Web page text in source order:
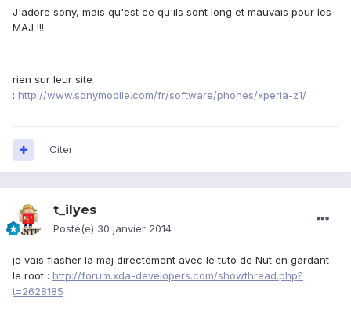
J'adore sony, mais qu'est ce qu'ils sont long et mauvais pour les
MAJ !!!
rien sur leur site
: http://www.sonymobile.com/fr/software/phones/xperia-z1/
Citer
t_ilyes
Posté(e) 30 janvier 2014
je vais flasher la maj directement avec le tuto de Nut en gardant
le root : http://forum.xda-developers.com/showthread.php?
t=2628185